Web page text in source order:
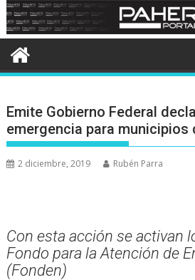
Emite Gobierno Federal
emergencia para municipios
2 diciembre, 2019 Rubén Parra
Con esta acción se activan
Fondo para la Atención de
(Fonden)